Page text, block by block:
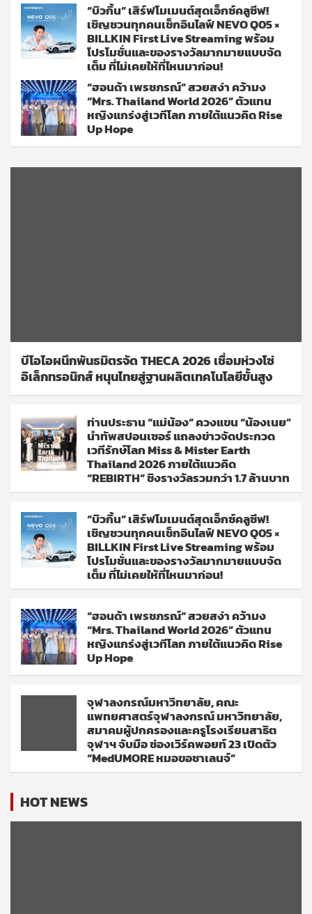
“บิวกิ้น” เสิร์ฟโมเมนต์สุดเอ็กซ์คลูซีฟ!
เชิญชวนทุกคนเช็กอินไลฟ์ NEVO Q05 ×
BILLKIN First Live Streaming พร้อม
โปรโมชั่นและของรางวัลมากมายแบบจัด
เต็ม ที่ไม่เคยให้ที่ไหนมาก่อน!
“ฮอนด้า เพรชภรณ์” สวยสง่า คว้ามง
“Mrs. Thailand World 2026” ตัวแทน
หญิงแกร่งสู่เวทีโลก ภายใต้แนวคิด Rise
Up Hope
บีโอไอผนึกพันธมิตรจัด THECA 2026 เชื่อมห่วงโซ่
อิเล็กทรอนิกส์ หนุนไทยสู่ฐานผลิตเทคโนโลยีขั้นสูง
ท่านประธาน “แม่น้อง” ควงแขน “น้องเนย”
นำทัพสปอนเซอร์ แถลงข่าวจัดประกวด
เวทีรักษ์โลก Miss & Mister Earth
Thailand 2026 ภายใต้แนวคิด
“REBIRTH” ชิงรางวัลรวมกว่า 1.7 ล้านบาท
“บิวกิ้น” เสิร์ฟโมเมนต์สุดเอ็กซ์คลูซีฟ!
เชิญชวนทุกคนเช็กอินไลฟ์ NEVO Q05 ×
BILLKIN First Live Streaming พร้อม
โปรโมชั่นและของรางวัลมากมายแบบจัด
เต็ม ที่ไม่เคยให้ที่ไหนมาก่อน!
“ฮอนด้า เพรชภรณ์” สวยสง่า คว้ามง
“Mrs. Thailand World 2026” ตัวแทน
หญิงแกร่งสู่เวทีโลก ภายใต้แนวคิด Rise
Up Hope
จุฬาลงกรณ์มหาวิทยาลัย, คณะ
แพทยศาสตร์จุฬาลงกรณ์ มหาวิทยาลัย,
สมาคมผู้ปกครองและครูโรงเรียนสาธิต
จุฬาฯ จับมือ ช่องเวิร์คพอยท์ 23 เปิดตัว
“MedUMORE หมอขอชาเลนจ์”
HOT NEWS